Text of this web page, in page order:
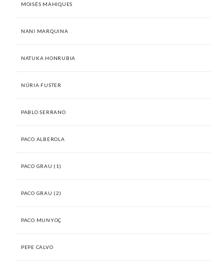
MOISÉS MAHIQUES
NANI MARQUINA
NATUKA HONRUBIA
NÚRIA FUSTER
PABLO SERRANO
PACO ALBEROLA
PACO GRAU (1)
PACO GRAU (2)
PACO MUNYOÇ
PEPE CALVO